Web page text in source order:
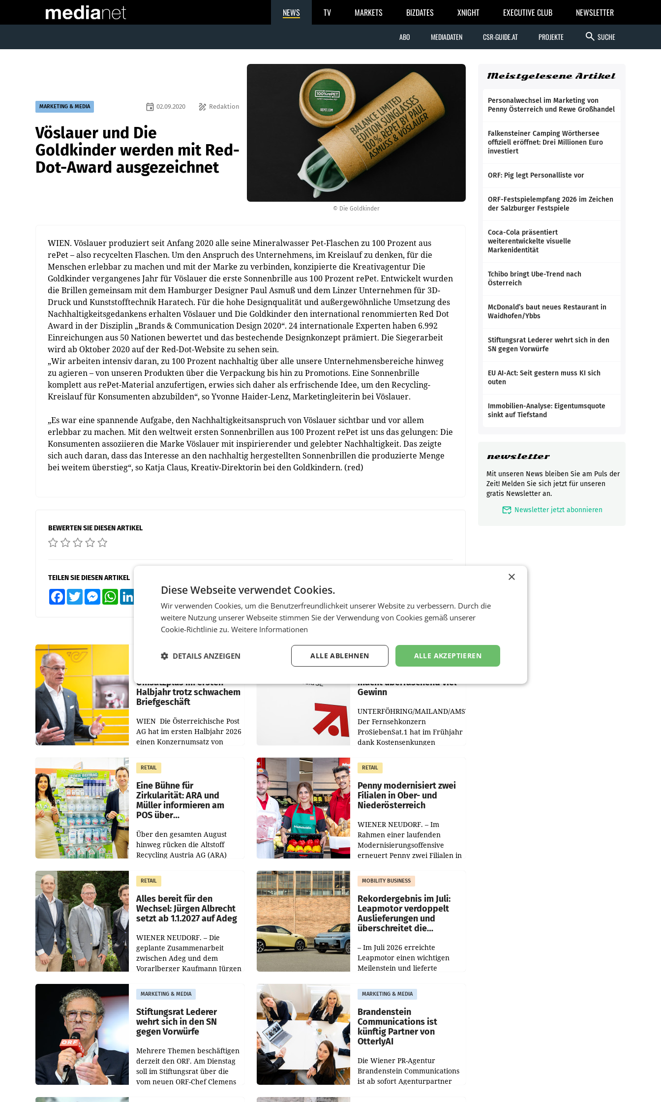
NEWS TV MARKETS BIZDATES XNIGHT EXECUTIVE CLUB NEWSLETTER
ABO MEDIADATEN CSR-GUIDE.AT PROJEKTE search SUCHE
© Die Goldkinder
MARKETING & MEDIA draw Redaktion
event 02.09.2020
Vöslauer und Die
Goldkinder werden mit Red-
Dot-Award ausgezeichnet
WIEN. Vöslauer produziert seit Anfang 2020 alle seine Mineralwasser Pet-Flaschen zu 100 Prozent aus
rePet – also recycelten Flaschen. Um den Anspruch des Unternehmens, im Kreislauf zu denken, für die
Menschen erlebbar zu machen und mit der Marke zu verbinden, konzipierte die Kreativagentur Die
Goldkinder vergangenes Jahr für Vöslauer die erste Sonnenbrille aus 100 Prozent rePet. Entwickelt wurden
die Brillen gemeinsam mit dem Hamburger Designer Paul Asmuß und dem Linzer Unternehmen für 3D-
Druck und Kunststofftechnik Haratech. Für die hohe Designqualität und außergewöhnliche Umsetzung des
Nachhaltigkeitsgedankens erhalten Vöslauer und Die Goldkinder den international renommierten Red Dot
Award in der Disziplin „Brands & Communication Design 2020“. 24 internationale Experten haben 6.992
Einreichungen aus 50 Nationen bewertet und das bestechende Designkonzept prämiert. Die Siegerarbeit
wird ab Oktober 2020 auf der Red-Dot-Website zu sehen sein.
„Wir arbeiten intensiv daran, zu 100 Prozent nachhaltig über alle unsere Unternehmensbereiche hinweg
zu agieren – von unseren Produkten über die Verpackung bis hin zu Promotions. Eine Sonnenbrille
komplett aus rePet-Material anzufertigen, erwies sich daher als erfrischende Idee, um den Recycling-
Kreislauf für Konsumenten abzubilden“, so Yvonne Haider-Lenz, Marketingleiterin bei Vöslauer.
„Es war eine spannende Aufgabe, den Nachhaltigkeitsanspruch von Vöslauer sichtbar und vor allem
erlebbar zu machen. Mit den weltweit ersten Sonnenbrillen aus 100 Prozent rePet ist uns das gelungen: Die
Konsumenten assoziieren die Marke Vöslauer mit inspirierender und gelebter Nachhaltigkeit. Das zeigte
sich auch daran, dass das Interesse an den nachhaltig hergestellten Sonnenbrillen die produzierte Menge
bei weitem überstieg“, so Katja Claus, Kreativ-Direktorin bei den Goldkindern. (red)
BEWERTEN SIE DIESEN ARTIKEL
TEILEN SIE DIESEN ARTIKEL
FacebookTwitter MessengerWhatsApp XING Teilen
PRIMENEWS
Umsatzplus im ersten
Halbjahr trotz schwachem
Briefgeschäft
WIEN Die Österreichische Post
AG hat im ersten Halbjahr 2026
einen Konzernumsatz von
erwirtschaftet, was einem Plus
von 3,8 Prozent gegenüber
dem Vergleichszeitraum
MARKETING & MEDIA
macht überraschend viel
Gewinn
UNTERFÖHRING/MAILAND/AMSTERDAM.
Der Fernsehkonzern
ProSiebenSat.1 hat im Frühjahr
dank Kostensenkungen
gemacht und die
Markterwartung deutlich
übertroffen.
RETAIL
Eine Bühne für
Zirkularität: ARA und
Müller informieren am
POS über
Über den gesamten August
hinweg rücken die Altstoff
Recycling Austria AG (ARA)
Müller die Initiative „Kreislauf-
Helden“ in allen
österreichischen Müller-Filialen
RETAIL
Penny modernisiert zwei
Filialen in Ober- und
Niederösterreich
WIENER NEUDORF. – Im
Rahmen einer laufenden
Modernisierungsoffensive
erneuert Penny zwei Filialen in
Die beiden Standorte liegen in
Haag sowie im rund
RETAIL
Alles bereit für den
Wechsel: Jürgen Albrecht
setzt ab 1.1.2027 auf Adeg
WIENER NEUDORF. – Die
geplante Zusammenarbeit
zwischen Adeg und dem
Vorarlberger Kaufmann Jürgen
freigegeben: Die
Bundeswettbewerbsbehörde
und der Bundeskartellanwalt
MOBILITY BUSINESS
Rekordergebnis im Juli:
Leapmotor verdoppelt
Auslieferungen und
überschreitet die
– Im Juli 2026 erreichte
Leapmotor einen wichtigen
Meilenstein und lieferte
aus, womit sich das Ergebnis
gegenüber Juli 2025 mehr als
verdoppelte (+102
MARKETING & MEDIA
Stiftungsrat Lederer
wehrt sich in den SN
gegen Vorwürfe
Mehrere Themen beschäftigen
derzeit den ORF. Am Dienstag
soll im Stiftungsrat über die
vom neuen ORF-Chef Clemens
MARKETING & MEDIA
Brandenstein
Communications ist
künftig Partner von
OtterlyAI
Die Wiener PR-Agentur
Brandenstein Communications
ist ab sofort Agenturpartner
Meistgelesene Artikel
Personalwechsel im Marketing von
Penny Österreich und Rewe Großhandel
Falkensteiner Camping Wörthersee
offiziell eröffnet: Drei Millionen Euro
investiert
ORF: Pig legt Personalliste vor
ORF-Festspielempfang 2026 im Zeichen
der Salzburger Festspiele
Coca-Cola präsentiert
weiterentwickelte visuelle
Markenidentität
Tchibo bringt Ube-Trend nach
Österreich
McDonald’s baut neues Restaurant in
Waidhofen/Ybbs
Stiftungsrat Lederer wehrt sich in den
SN gegen Vorwürfe
EU AI-Act: Seit gestern muss KI sich
outen
Immobilien-Analyse: Eigentumsquote
sinkt auf Tiefstand
newsletter
Mit unseren News bleiben Sie am Puls der
Zeit! Melden Sie sich jetzt für unseren
gratis Newsletter an.
mark_email_read Newsletter jetzt abonnieren
×
Diese Webseite verwendet Cookies.
Wir verwenden Cookies, um die Benutzerfreundlichkeit unserer Website zu verbessern. Durch die
weitere Nutzung unserer Webseite stimmen Sie der Verwendung von Cookies gemäß unserer
Cookie-Richtlinie zu. Weitere Informationen
ALLE AKZEPTIEREN
ALLE ABLEHNEN
DETAILS ANZEIGEN